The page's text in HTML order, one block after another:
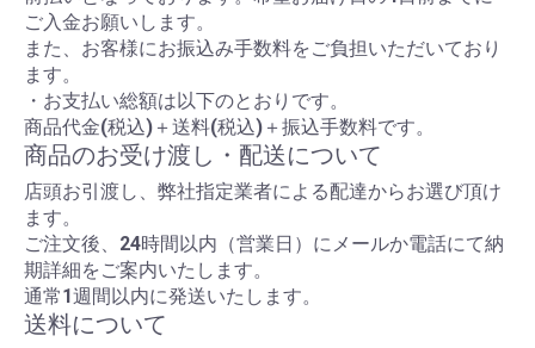
ご入金お願いします。
また、お客様にお振込み手数料をご負担いただいており
ます。
・お支払い総額は以下のとおりです。
商品代金(税込)＋送料(税込)＋振込手数料です。
商品のお受け渡し・配送について
店頭お引渡し、弊社指定業者による配達からお選び頂け
ます。
ご注文後、24時間以内（営業日）にメールか電話にて納
期詳細をご案内いたします。
通常1週間以内に発送いたします。
送料について